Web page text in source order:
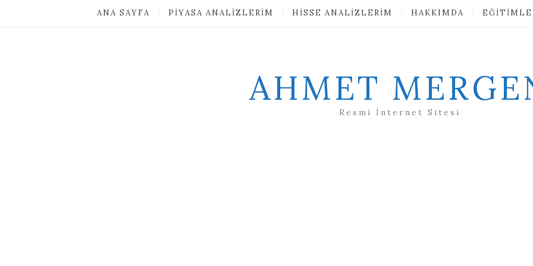
ANA SAYFA PIYASA ANALIZLERIM HISSE ANALIZLERIM HAKKIMDA
AHMET
Resmi İnternet Sitesi